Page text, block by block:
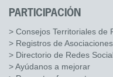
PARTICIPACIÓN
> Consejos Territoriales de
> Registros de Asociaciones
> Directorio de Redes
> Ayúdanos a mejorar